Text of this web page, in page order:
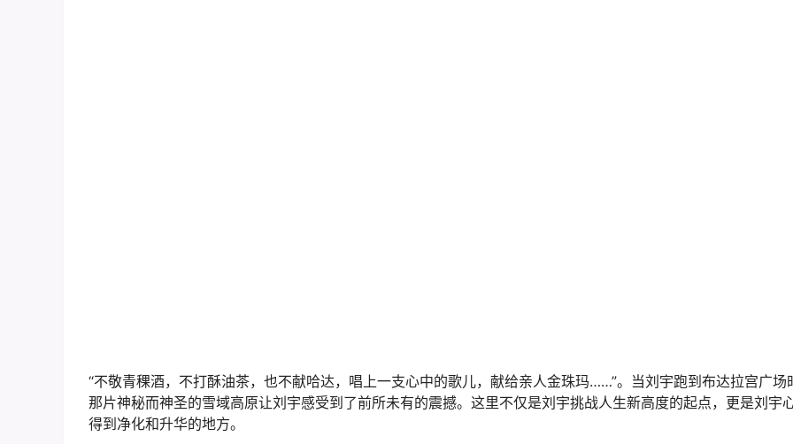
“不敬青稞酒，不打酥油茶，也不献哈达，唱上一支心中的歌儿，献给亲人金珠玛……”。当刘宇跑到布达拉宫广场
那片神秘而神圣的雪域高原让刘宇感受到了前所未有的震撼。这里不仅是刘宇挑战人生新高度的起点，更是刘宇
得到净化和升华的地方。